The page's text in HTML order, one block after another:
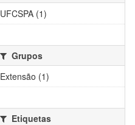
UFCSPA (1)
Grupos
Extensão (1)
Etiquetas